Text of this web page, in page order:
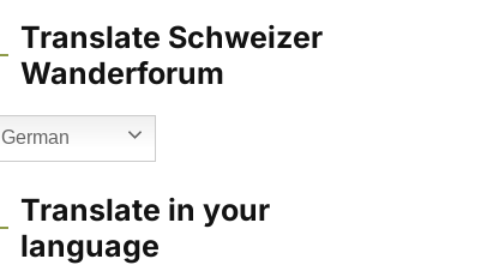
Translate Schweizer
Wanderforum
German
Translate in your
language